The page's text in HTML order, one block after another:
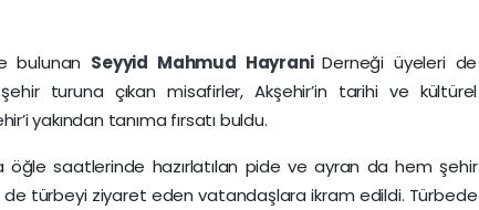
bulunan Seyyid Mahmud HayraniDerneği üyeleri de
şehir turuna çıkan misafirler, Akşehir’in tarihi ve kültürel
yakından tanıma fırsatı buldu.
öğle saatlerinde hazırlatılan pide ve ayran da hem şehir
de türbeyi ziyaret eden vatandaşlara ikram edildi. Türbede